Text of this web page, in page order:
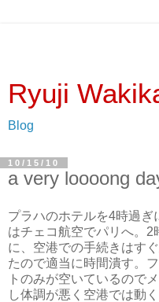
Ryuji
Blog
10/15/10
a very loooong
プラハのホテルを4時過ぎ
はチェコ航空でパリへ。2
に、空港での手続きはす
たので適当に時間潰す。
トのみが空いているので
し体調が悪く空港では動